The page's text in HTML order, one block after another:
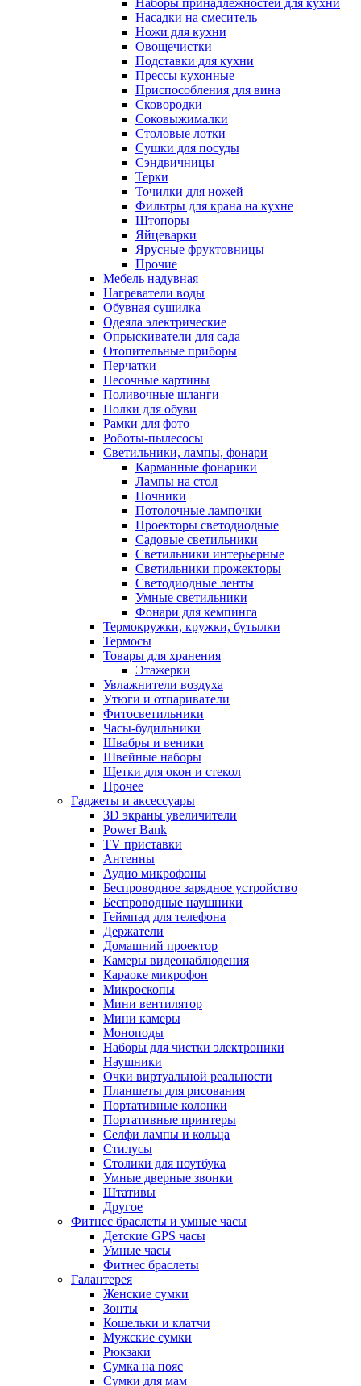
Наборы принадлежностей для кухни
Насадки на смеситель
Ножи для кухни
Овощечистки
Подставки для кухни
Прессы кухонные
Приспособления для вина
Сковородки
Соковыжималки
Столовые лотки
Сушки для посуды
Сэндвичницы
Терки
Точилки для ножей
Фильтры для крана на кухне
Штопоры
Яйцеварки
Ярусные фруктовницы
Прочие
Мебель надувная
Нагреватели воды
Обувная сушилка
Одеяла электрические
Опрыскиватели для сада
Отопительные приборы
Перчатки
Песочные картины
Поливочные шланги
Полки для обуви
Рамки для фото
Роботы-пылесосы
Светильники, лампы, фонари
Карманные фонарики
Лампы на стол
Ночники
Потолочные лампочки
Проекторы светодиодные
Садовые светильники
Светильники интерьерные
Светильники прожекторы
Светодиодные ленты
Умные светильники
Фонари для кемпинга
Термокружки, кружки, бутылки
Термосы
Товары для хранения
Этажерки
Увлажнители воздуха
Утюги и отпариватели
Фитосветильники
Часы-будильники
Швабры и веники
Швейные наборы
Щетки для окон и стекол
Прочее
Гаджеты и аксессуары
3D экраны увеличители
Power Bank
TV приставки
Антенны
Аудио микрофоны
Беспроводное зарядное устройство
Беспроводные наушники
Геймпад для телефона
Держатели
Домашний проектор
Камеры видеонаблюдения
Караоке микрофон
Микроскопы
Мини вентилятор
Мини камеры
Моноподы
Наборы для чистки электроники
Наушники
Очки виртуальной реальности
Планшеты для рисования
Портативные колонки
Портативные принтеры
Селфи лампы и кольца
Стилусы
Столики для ноутбука
Умные дверные звонки
Штативы
Другое
Фитнес браслеты и умные часы
Детские GPS часы
Умные часы
Фитнес браслеты
Галантерея
Женские сумки
Зонты
Кошельки и клатчи
Мужские сумки
Рюкзаки
Сумка на пояс
Сумки для мам